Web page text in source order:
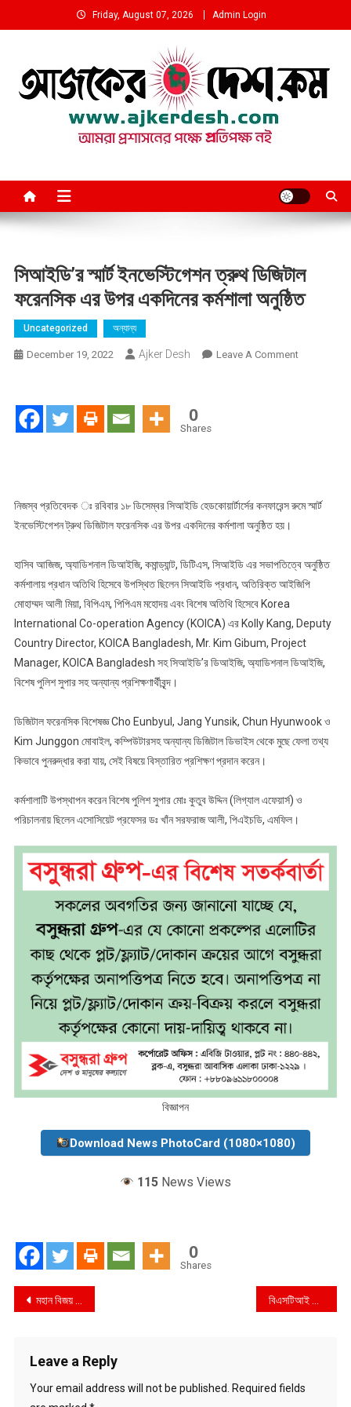
to
Friday, August 07, 2026 Admin Login
সিআইডি’র স্মার্ট ইনভেস্টিগেশন ত্রুথ ডিজিটাল
ফরেনসিক এর উপর একদিনের কর্মশালা অনুষ্ঠিত
Uncategorized অন্যান্য
December 19, 2022 Ajker Desh Leave A CommentOn
0
Shares
নিজস্ব প্রতিবেদক ঃ রবিবার ১৮ ডিসেম্বর সিআইডি হেডকোয়ার্টার্সের কনফারেন্স রুমে স্মার্ট
ইনভেস্টিগেশন ট্রুথ ডিজিটাল ফরেনসিক এর উপর একদিনের কর্মশালা অনুষ্ঠিত হয়।
হাসিব আজিজ, অ্যাডিশনাল ডিআইজি, কমান্ড্যান্ট, ডিটিএস, সিআইডি এর সভাপতিত্বে অনুষ্ঠিত
কর্মশালায় প্রধান অতিথি হিসেবে উপস্থিত ছিলেন সিআইডি প্রধান, অতিরিক্ত আইজিপি
মোহাম্মদ আলী মিয়া, বিপিএম, পিপিএম মহোদয় এবং বিশেষ অতিথি হিসেবে Korea
International Co-operation Agency (KOICA) এর Kolly Kang, Deputy
Country Director, KOICA Bangladesh, Mr. Kim Gibum, Project
Manager, KOICA Bangladesh সহ সিআইডি’র ডিআইজি, অ্যাডিশনাল ডিআইজি,
বিশেষ পুলিশ সুপার সহ অন্যান্য প্রশিক্ষণার্থীবৃন্দ।
ডিজিটাল ফরেনসিক বিশেষজ্ঞ Cho Eunbyul, Jang Yunsik, Chun Hyunwook ও
Kim Junggon মোবাইল, কম্পিউটারসহ অন্যান্য ডিজিটাল ডিভাইস থেকে মুছে ফেলা তথ্য
কিভাবে পুনরুদ্ধার করা যায়, সেই বিষয়ে বিস্তারিত প্রশিক্ষণ প্রদান করেন।
কর্মশালাটি উপস্থাপন করেন বিশেষ পুলিশ সুপার মোঃ কুতুব উদ্দিন (লিগ্যাল এফেয়ার্স) ও
পরিচালনায় ছিলেন এসোসিয়েট প্রফেসর ডঃ খাঁন সরফরাজ আলী, পিএইচডি, এমফিল।
বিজ্ঞাপন
Download News PhotoCard (1080×1080)
115 News Views
0
Shares
Post
মহান বিজয় দিবস উপলক্ষে সিআইডি কর্তৃক প্রকাশিত স্মরণিকা “বিজয়ে আমরা” এর মোড়ক উম্মোচন বিএসটিআই এর কুমিল্লা অফিসের মোবাইল কোর্ট কর্তৃক ২ টি প্রতিষ্ঠান কে ২০,০০০ টাকা জরিমানা
Leave a Reply
Your email address will not be published. Required fields